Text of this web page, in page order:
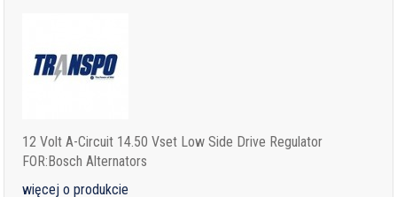
12 Volt A-Circuit 14.50 Vset Low Side Drive Regulator
FOR:Bosch Alternators
więcej o produkcie